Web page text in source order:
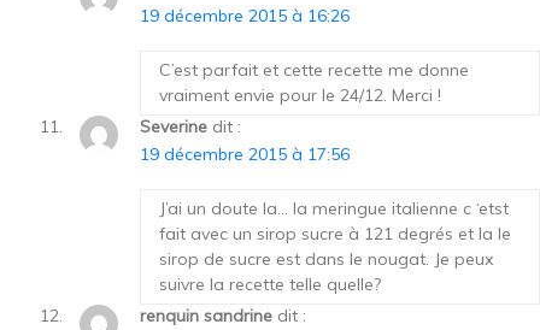
19 décembre 2015 à 16:26
C’est parfait et cette recette me donne
vraiment envie pour le 24/12. Merci !
Severine dit :
19 décembre 2015 à 17:56
J’ai un doute la… la meringue italienne c ‘etst
fait avec un sirop sucre à 121 degrés et la le
sirop de sucre est dans le nougat. Je peux
suivre la recette telle quelle?
renquin sandrine dit :